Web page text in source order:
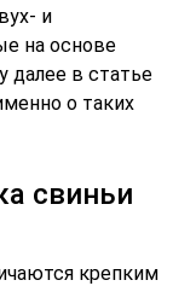
и
на основе
далее в статье
о таких
свиньи
крепким